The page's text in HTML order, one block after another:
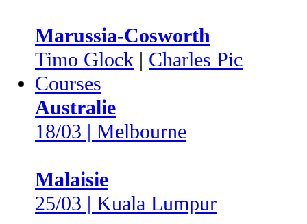
Marussia-Cosworth
Timo Glock | Charles Pic
Courses
Australie
18/03 | Melbourne
Malaisie
25/03 | Kuala Lumpur